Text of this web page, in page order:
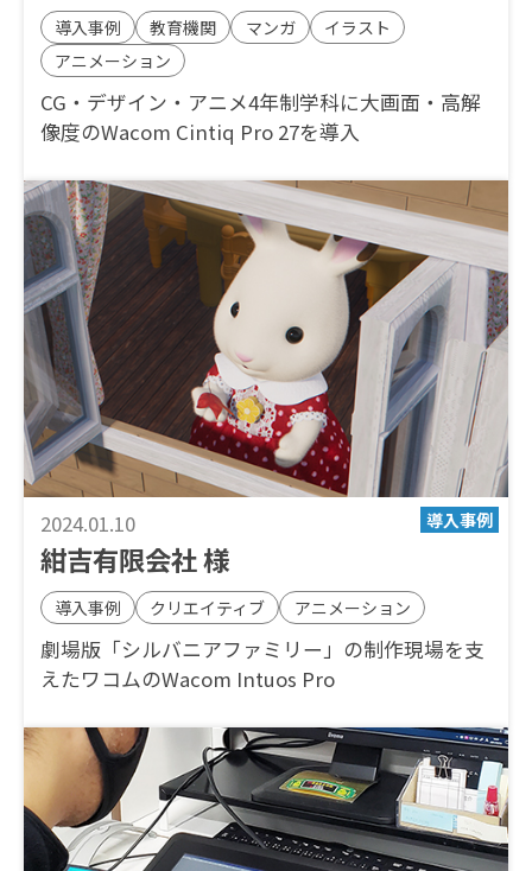
導入事例 教育機関 マンガ
イラスト
アニメーション
CG・デザイン・アニメ4年制学科に大画面・高解
像度のWacom Cintiq Pro 27を導入
2024.01.10
紺吉有限会社 様
導入事例 クリエイティブ アニメーション
劇場版「シルバニアファミリー」の制作現場を支
えたワコムのWacom Intuos Pro